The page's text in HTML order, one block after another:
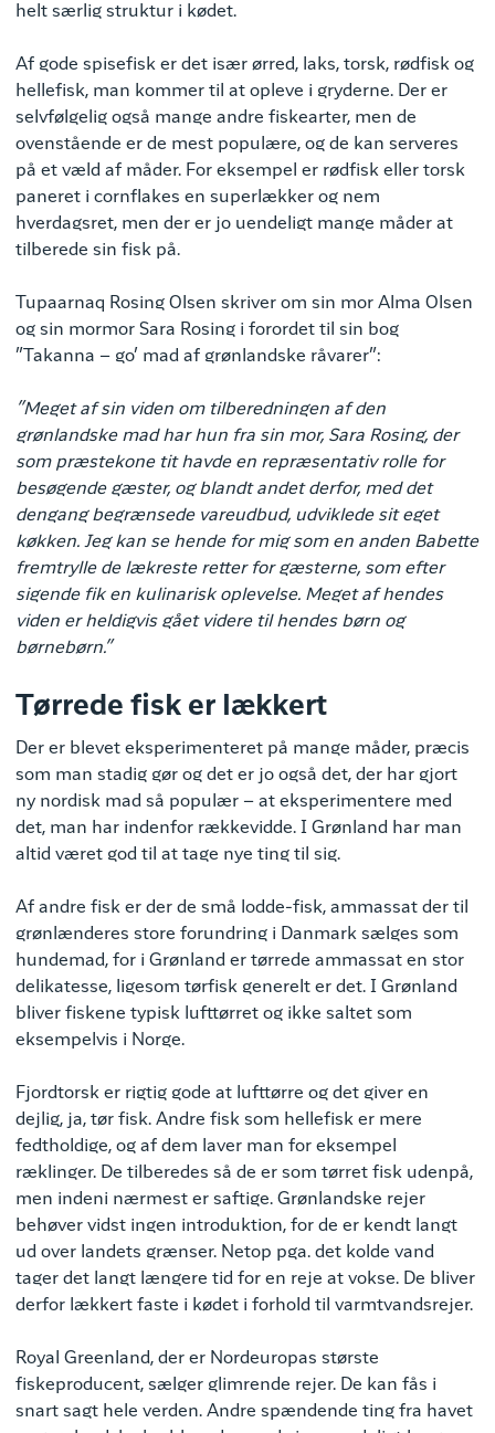
helt særlig struktur i kødet.
Af gode spisefisk er det især ørred, laks, torsk, rødfisk og
hellefisk, man kommer til at opleve i gryderne. Der er
selvfølgelig også mange andre fiskearter, men de
ovenstående er de mest populære, og de kan serveres
på et væld af måder. For eksempel er rødfisk eller torsk
paneret i cornflakes en superlækker og nem
hverdagsret, men der er jo uendeligt mange måder at
tilberede sin fisk på.
Tupaarnaq Rosing Olsen skriver om sin mor Alma Olsen
og sin mormor Sara Rosing i forordet til sin bog
”Takanna – go’ mad af grønlandske råvarer”:
”Meget af sin viden om tilberedningen af den
grønlandske mad har hun fra sin mor, Sara Rosing, der
som præstekone tit havde en repræsentativ rolle for
besøgende gæster, og blandt andet derfor, med det
dengang begrænsede vareudbud, udviklede sit eget
køkken. Jeg kan se hende for mig som en anden Babette
fremtrylle de lækreste retter for gæsterne, som efter
sigende fik en kulinarisk oplevelse. Meget af hendes
viden er heldigvis gået videre til hendes børn og
børnebørn.”
Tørrede fisk er lækkert
Der er blevet eksperimenteret på mange måder, præcis
som man stadig gør og det er jo også det, der har gjort
ny nordisk mad så populær – at eksperimentere med
det, man har indenfor rækkevidde. I Grønland har man
altid været god til at tage nye ting til sig.
Af andre fisk er der de små lodde-fisk, ammassat der til
grønlænderes store forundring i Danmark sælges som
hundemad, for i Grønland er tørrede ammassat en stor
delikatesse, ligesom tørfisk generelt er det. I Grønland
bliver fiskene typisk lufttørret og ikke saltet som
eksempelvis i Norge.
Fjordtorsk er rigtig gode at lufttørre og det giver en
dejlig, ja, tør fisk. Andre fisk som hellefisk er mere
fedtholdige, og af dem laver man for eksempel
ræklinger. De tilberedes så de er som tørret fisk udenpå,
men indeni nærmest er saftige. Grønlandske rejer
behøver vidst ingen introduktion, for de er kendt langt
ud over landets grænser. Netop pga. det kolde vand
tager det langt længere tid for en reje at vokse. De bliver
derfor lækkert faste i kødet i forhold til varmtvandsrejer.
Royal Greenland, der er Nordeuropas største
fiskeproducent, sælger glimrende rejer. De kan fås i
snart sagt hele verden. Andre spændende ting fra havet